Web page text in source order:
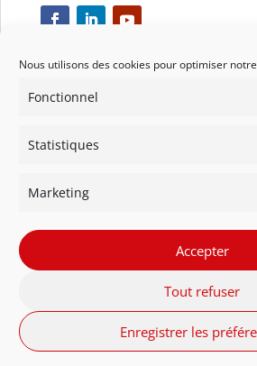
Nous utilisons des cookies pour optimiser
Fonctionnel
Statistiques
Marketing
Accepter
Tout refuser
Enregistrer les
Respect
Engagement
Qualité
FR - Belgique NL - België